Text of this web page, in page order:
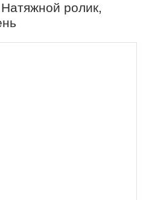
ролик,